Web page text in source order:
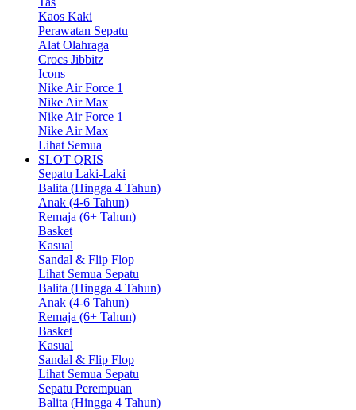
Kaos Kaki
Perawatan Sepatu
Alat Olahraga
Crocs Jibbitz
Icons
Nike Air Force 1
Nike Air Max
Nike Air Force 1
Nike Air Max
Lihat Semua
SLOT QRIS
Sepatu Laki-Laki
Balita (Hingga 4 Tahun)
Anak (4-6 Tahun)
Remaja (6+ Tahun)
Basket
Kasual
Sandal & Flip Flop
Lihat Semua Sepatu
Balita (Hingga 4 Tahun)
Anak (4-6 Tahun)
Remaja (6+ Tahun)
Basket
Kasual
Sandal & Flip Flop
Lihat Semua Sepatu
Sepatu Perempuan
Balita (Hingga 4 Tahun)